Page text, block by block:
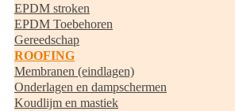
EPDM stroken
EPDM Toebehoren
Gereedschap
ROOFING
Membranen (eindlagen)
Onderlagen en dampschermen
Koudlijm en mastiek